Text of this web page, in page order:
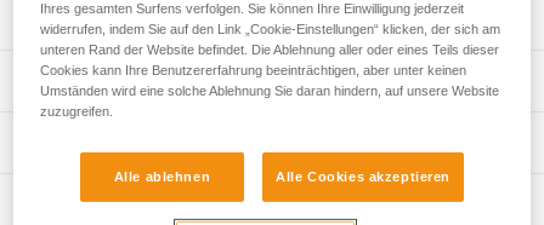
Leistungsverzeichnis
Mit 8 mm-Gewinde und SDS-Schaft.
Technische Spezifikationen
Zugrundeliegende Spezifikationen
Referenz : P26250
Gebrauchsanleitung
Wartung
Ihres gesamten Surfens verfolgen. Sie können Ihre Einwilligung jederzeit
widerrufen, indem Sie auf den Link „Cookie-Einstellungen“ klicken, der sich am
unteren Rand der Website befindet. Die Ablehnung aller oder eines Teils dieser
Cookies kann Ihre Benutzererfahrung beeinträchtigen, aber unter keinen
Umständen wird eine solche Ablehnung Sie daran hindern, auf unsere Website
zuzugreifen.
Alle ablehnen Alle Cookies akzeptieren